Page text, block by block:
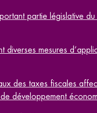
partie législative du
mesures
des taxes fiscales
développement